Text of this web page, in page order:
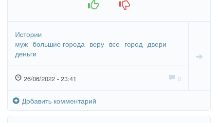
Истории
муж большие города веру все город двери
деньги
26/06/2022 - 23:41 0
Добавить комментарий